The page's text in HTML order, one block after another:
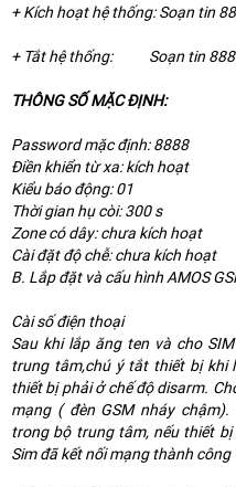
+ Kích hoạt hệ thống: Soạn tin
+ Tắt hệ thống: Soạn tin
THÔNG SỐ MẶC ĐỊNH:
Password mặc định: 8888
Điền khiển từ xa: kích hoạt
Kiểu báo động: 01
Thời gian hụ còi: 300 s
Zone có dây: chưa kích hoạt
Cài đặt độ chễ: chưa kích hoạt
B. Lắp đặt và cấu hình AMOS
Cài số điện thoại
Sau khi lắp ăng ten và cho
trung tâm,chú ý tắt thiết bị khi
thiết bị phải ở chế độ disarm.
mạng ( đèn GSM nháy
trong bộ trung tâm, nếu thiết bị
Sim đã kết nối mạng thành công